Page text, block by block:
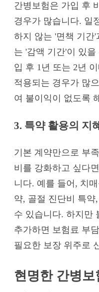
간병보험은 가입 후
경우가 많습니다. 일
하지 않는 '면책 기간
는 '감액 기간'이 있
입 후 1년 또는 2년
적용되는 경우가 많
여 불이익이 없도록
3. 특약 활용의 지혜
기본 계약만으로 부
비를 강화하고 싶다
니다. 예를 들어, 치
약, 골절 진단비 특
수 있습니다. 하지만
추가하면 보험료 부
필요한 보장 위주로
현명한 간병